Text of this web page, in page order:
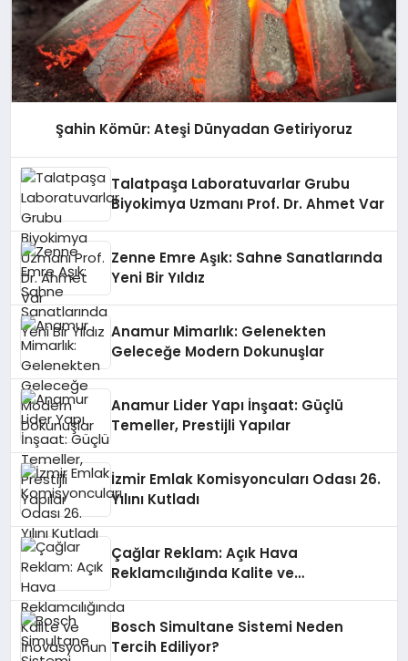
Şahin Kömür: Ateşi Dünyadan Getiriyoruz
Talatpaşa Laboratuvarlar Grubu
Biyokimya Uzmanı Prof. Dr. Ahmet Var
Zenne Emre Aşık: Sahne Sanatlarında
Yeni Bir Yıldız
Anamur Mimarlık: Gelenekten
Geleceğe Modern Dokunuşlar
Anamur Lider Yapı İnşaat: Güçlü
Temeller, Prestijli Yapılar
İzmir Emlak Komisyoncuları Odası 26.
Yılını Kutladı
Çağlar Reklam: Açık Hava
Reklamcılığında Kalite ve
Bosch Simultane Sistemi Neden
Tercih Ediliyor?